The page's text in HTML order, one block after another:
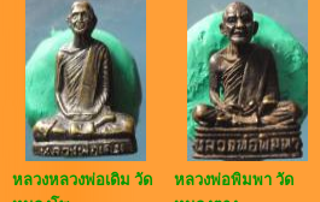
หลวงหลวงพ่อเดิม วัด
หลวงพ่อพิมพา วัด